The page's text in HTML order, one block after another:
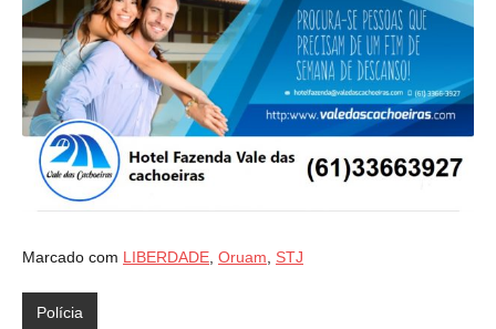
Marcado com LIBERDADE Oruam STJ
Polícia